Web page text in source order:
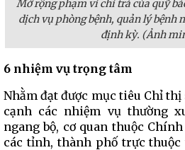
Mở rộng phạm vi chi trả của quỹ
dịch vụ phòng bệnh, quản lý bệnh
định kỳ. (Ảnh
6 nhiệm vụ trọng tâm
Nhằm đạt được mục tiêu Chỉ thị
cạnh các nhiệm vụ thường
ngang bộ, cơ quan thuộc
các tỉnh, thành phố trực